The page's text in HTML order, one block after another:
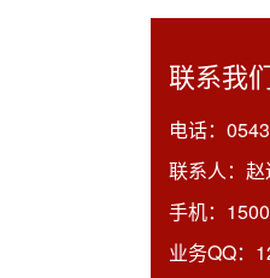
联系我
电话：
联系人： 赵
手机：
业务QQ：